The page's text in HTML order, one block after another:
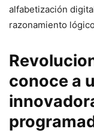
alfabetización
razonamiento
conoce a